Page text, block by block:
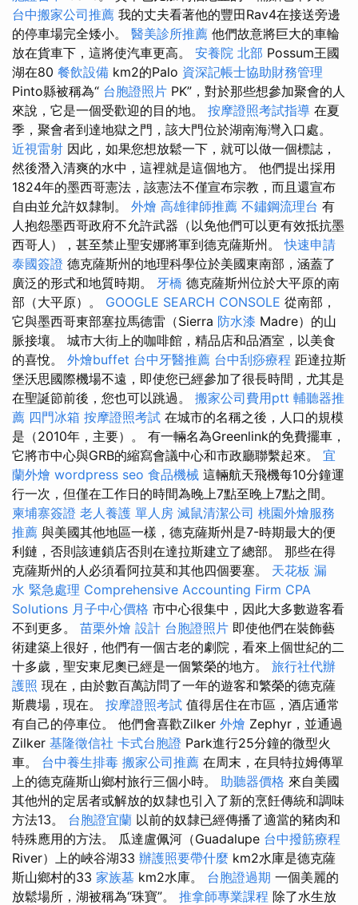
台中搬家公司推薦 我的丈夫看著他的豐田Rav4在接送旁邊
的停車場完全矮小。 醫美診所推薦 他們故意將巨大的車輪
放在貨車下，這將使汽車更高。 安養院 北部 Possum王國
湖在80 餐飲設備 km2的Palo 資深記帳士協助財務管理
Pinto縣被稱為“ 台胞證照片 PK”，對於那些想參加聚會的人
來說，它是一個受歡迎的目的地。 按摩證照考試指導 在夏
季，聚會者到達地獄之門，該大門位於湖南海灣入口處。
近視雷射 因此，如果您想放鬆一下，就可以做一個標誌，
然後潛入清爽的水中，這裡就是這個地方。 他們提出採用
1824年的墨西哥憲法，該憲法不僅宣布宗教，而且還宣布
自由並允許奴隸制。 外燴 高雄律師推薦 不鏽鋼流理台 有
人抱怨墨西哥政府不允許武器（以免他們可以更有效抵抗墨
西哥人），甚至禁止聖安娜將軍到德克薩斯州。快速申請
泰國簽證 德克薩斯州的地理科學位於美國東南部，涵蓋了
廣泛的形式和地質時期。 牙橋 德克薩斯州位於大平原的南
部（大平原）。 GOOGLE SEARCH CONSOLE 從南部，
它與墨西哥東部塞拉馬德雷（Sierra 防水漆 Madre）的山
脈接壤。 城市大街上的咖啡館，精品店和品酒室，以美食
的喜悅。 外燴buffet 台中牙醫推薦 台中刮痧療程 距達拉斯
堡沃思國際機場不遠，即使您已經參加了很長時間，尤其是
在聖誕節前後，您也可以跳過。 搬家公司費用ptt 輔聽器推
薦 四門冰箱 按摩證照考試 在城市的名稱之後，人口的規模
是（2010年，主要）。 有一輛名為Greenlink的免費擺車，
它將市中心與GRB的縮寫會議中心和市政廳聯繫起來。 宜
蘭外燴 wordpress seo 食品機械 這輛航天飛機每10分鐘運
行一次，但僅在工作日的時間為晚上7點至晚上7點之間。
柬埔寨簽證 老人養護 單人房 滅鼠清潔公司 桃園外燴服務
推薦 與美國其他地區一樣，德克薩斯州是7-時期最大的便
利鏈，否則該連鎖店否則在達拉斯建立了總部。 那些在得
克薩斯州的人必須看阿拉莫和其他四個要塞。 天花板 漏
水 緊急處理 Comprehensive Accounting Firm CPA
Solutions 月子中心價格 市中心很集中，因此大多數遊客看
不到更多。 苗栗外燴 設計 台胞證照片 即使他們在裝飾藝
術建築上很好，他們有一個古老的劇院，看來上個世紀的二
十多歲，聖安東尼奧已經是一個繁榮的地方。 旅行社代辦
護照 現在，由於數百萬訪問了一年的遊客和繁榮的德克薩
斯農場，現在。 按摩證照考試 值得居住在市區，酒店通常
有自己的停車位。 他們會喜歡Zilker 外燴 Zephyr，並通過
Zilker 基隆徵信社 卡式台胞證 Park進行25分鐘的微型火
車。 台中養生排毒 搬家公司推薦 在周末，在貝特拉姆傳單
上的德克薩斯山鄉村旅行三個小時。 助聽器價格 來自美國
其他州的定居者或解放的奴隸也引入了新的烹飪傳統和調味
方法13。 台胞證宜蘭 以前的奴隸已經傳播了適當的豬肉和
特殊應用的方法。 瓜達盧佩河（Guadalupe 台中撥筋療程
River）上的峽谷湖33 辦護照要帶什麼 km2水庫是德克薩
斯山鄉村的33 家族墓 km2水庫。 台胞證過期 一個美麗的
放鬆場所，湖被稱為“珠寶”。 推拿師專業課程 除了水生放